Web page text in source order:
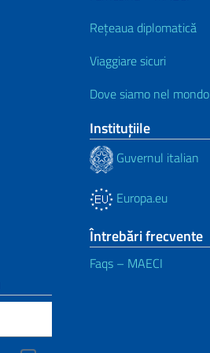
Rețeaua diplomatică
Viaggiare sicuri
Dove siamo nel mondo
Instituţiile
Guvernul italian
Europa.eu
Întrebări frecvente
Faqs – MAECI